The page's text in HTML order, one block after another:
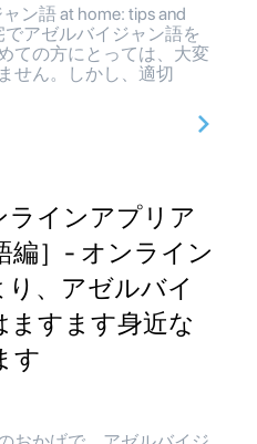
ン語 at home: tips and
アゼルバイジャン語を
ての方にとっては、大変
せん。しかし、適切
ラインアプリア
編］- オンライン
、アゼルバイ
ますます身近な
す